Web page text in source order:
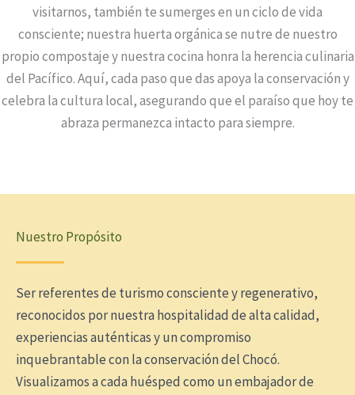
visitarnos, también te sumerges en un ciclo de vida
consciente; nuestra huerta orgánica se nutre de nuestro
propio compostaje y nuestra cocina honra la herencia culinaria
del Pacífico. Aquí, cada paso que das apoya la conservación y
celebra la cultura local, asegurando que el paraíso que hoy te
abraza permanezca intacto para siempre.
Nuestro Propósito
Ser referentes de turismo consciente y regenerativo,
reconocidos por nuestra hospitalidad de alta calidad,
experiencias auténticas y un compromiso
inquebrantable con la conservación del Chocó.
Visualizamos a cada huésped como un embajador de